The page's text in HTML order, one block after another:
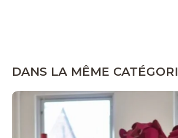
DANS LA MÊME